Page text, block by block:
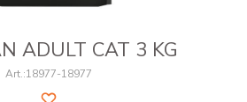
ADULT CAT 3 KG
18977-18977